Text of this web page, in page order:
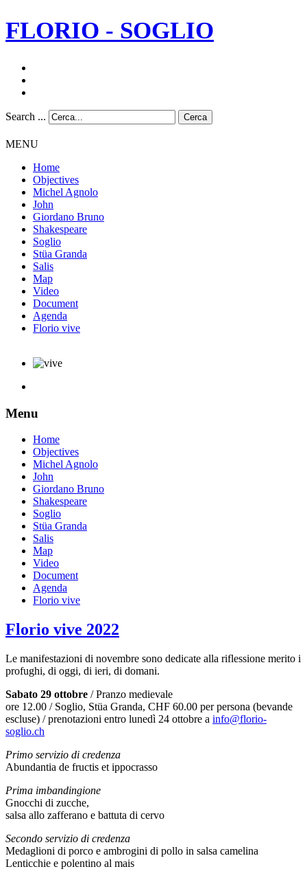
FLORIO - SOGLIO
Search ... Cerca
MENU
Home
Objectives
Michel Agnolo
John
Giordano Bruno
Shakespeare
Soglio
Stüa Granda
Salis
Map
Video
Document
Agenda
Florio vive
Menu
Home
Objectives
Michel Agnolo
John
Giordano Bruno
Shakespeare
Soglio
Stüa Granda
Salis
Map
Video
Document
Agenda
Florio vive
Florio vive 2022
Le manifestazioni di novembre sono dedicate alla riflessione merito i
profughi, di oggi, di ieri, di domani.
Sabato 29 ottobre / Pranzo medievale
ore 12.00 / Soglio, Stüa Granda, CHF 60.00 per persona (bevande
escluse) / prenotazioni entro lunedì 24 ottobre a info@florio-
soglio.ch
Primo servizio di credenza
Abundantia de fructis et ippocrasso
Prima imbandingione
Gnocchi di zucche,
salsa allo zafferano e battuta di cervo
Secondo servizio di credenza
Medaglioni di porco e ambrogini di pollo in salsa camelina
Lenticchie e polentino al mais